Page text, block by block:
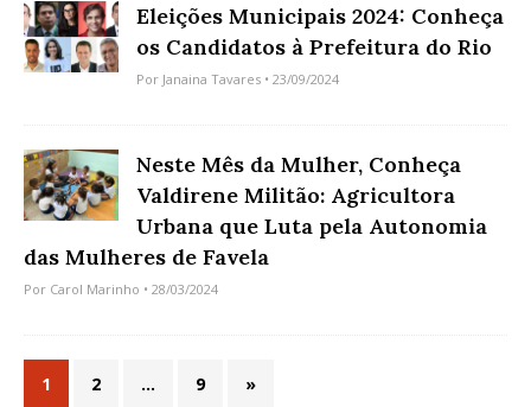
Eleições Municipais 2024: Conheça
os Candidatos à Prefeitura do Rio
Por Janaina Tavares • 23/09/2024
Neste Mês da Mulher, Conheça
Valdirene Militão: Agricultora
Urbana que Luta pela Autonomia
das Mulheres de Favela
Por Carol Marinho • 28/03/2024
1 2 … 9 »